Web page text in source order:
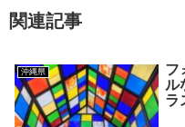
関連記事
沖縄県
フ
ル
ラ